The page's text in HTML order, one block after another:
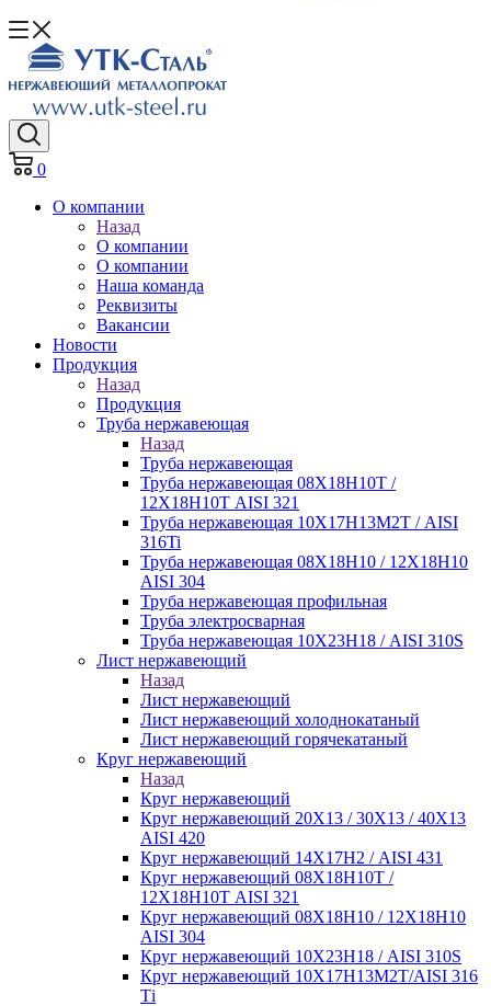
0
О компании
Назад
О компании
О компании
Наша команда
Реквизиты
Вакансии
Новости
Продукция
Назад
Продукция
Труба нержавеющая
Назад
Труба нержавеющая
Труба нержавеющая 08Х18Н10Т /
12Х18Н10Т AISI 321
Труба нержавеющая 10Х17Н13М2Т / AISI
316Ti
Труба нержавеющая 08Х18Н10 / 12Х18Н10
AISI 304
Труба нержавеющая профильная
Труба электросварная
Труба нержавеющая 10Х23Н18 / AISI 310S
Лист нержавеющий
Назад
Лист нержавеющий
Лист нержавеющий холоднокатаный
Лист нержавеющий горячекатаный
Круг нержавеющий
Назад
Круг нержавеющий
Круг нержавеющий 20Х13 / 30Х13 / 40Х13
AISI 420
Круг нержавеющий 14Х17Н2 / AISI 431
Круг нержавеющий 08Х18Н10Т /
12Х18Н10Т AISI 321
Круг нержавеющий 08Х18Н10 / 12Х18Н10
AISI 304
Круг нержавеющий 10Х23Н18 / AISI 310S
Круг нержавеющий 10Х17Н13М2Т/AISI 316
Тi